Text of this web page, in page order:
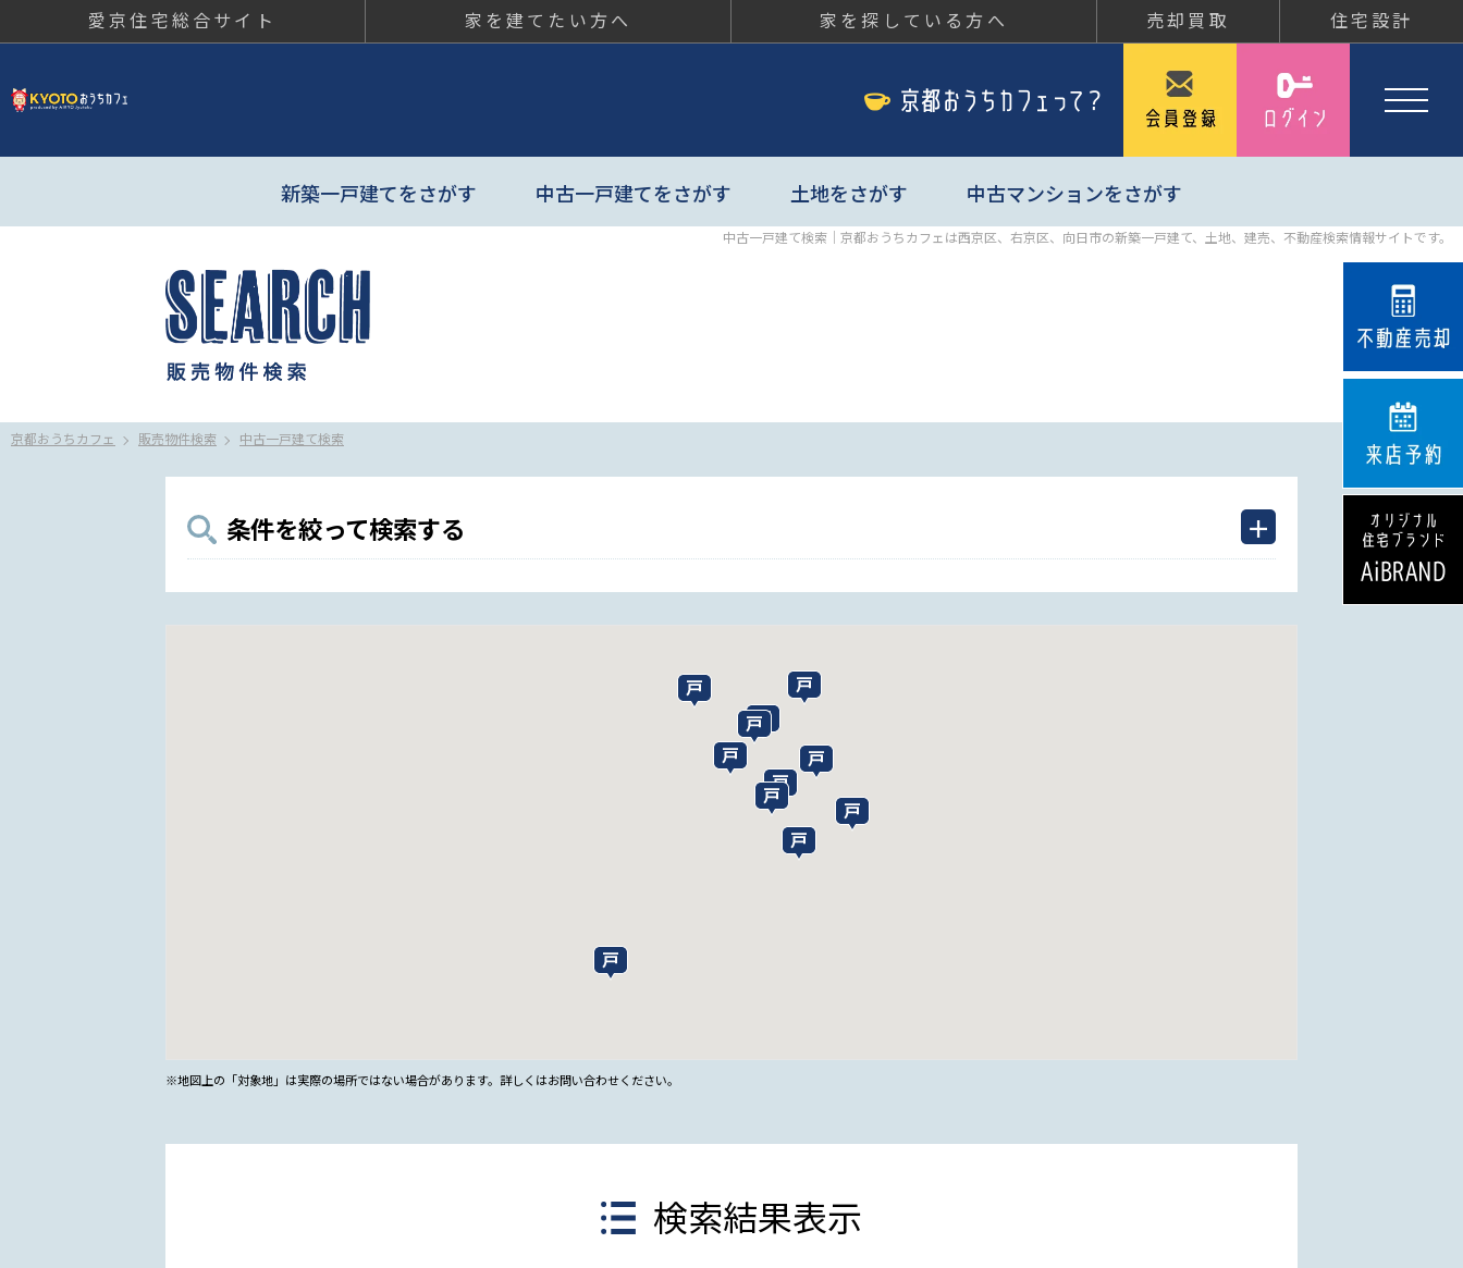
愛京住宅総合サイト 家を建てたい方へ 家を探している方へ 売却買取 住宅設計
新築一戸建てをさがす 中古一戸建てをさがす 土地をさがす 中古マンションをさがす
中古一戸建て検索｜京都おうちカフェは西京区、右京区、向日市の新築一戸建て、土地、建売、不動産検索情報サイトです。
京都おうちカフェ 販売物件検索 中古一戸建て検索
条件を絞って検索する
※地図上の「対象地」は実際の場所ではない場合があります。詳しくはお問い合わせください。
検索結果表示